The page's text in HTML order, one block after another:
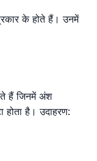
के होते हैं। उनमें
हैं जिनमें अंश
है। उदाहरण: